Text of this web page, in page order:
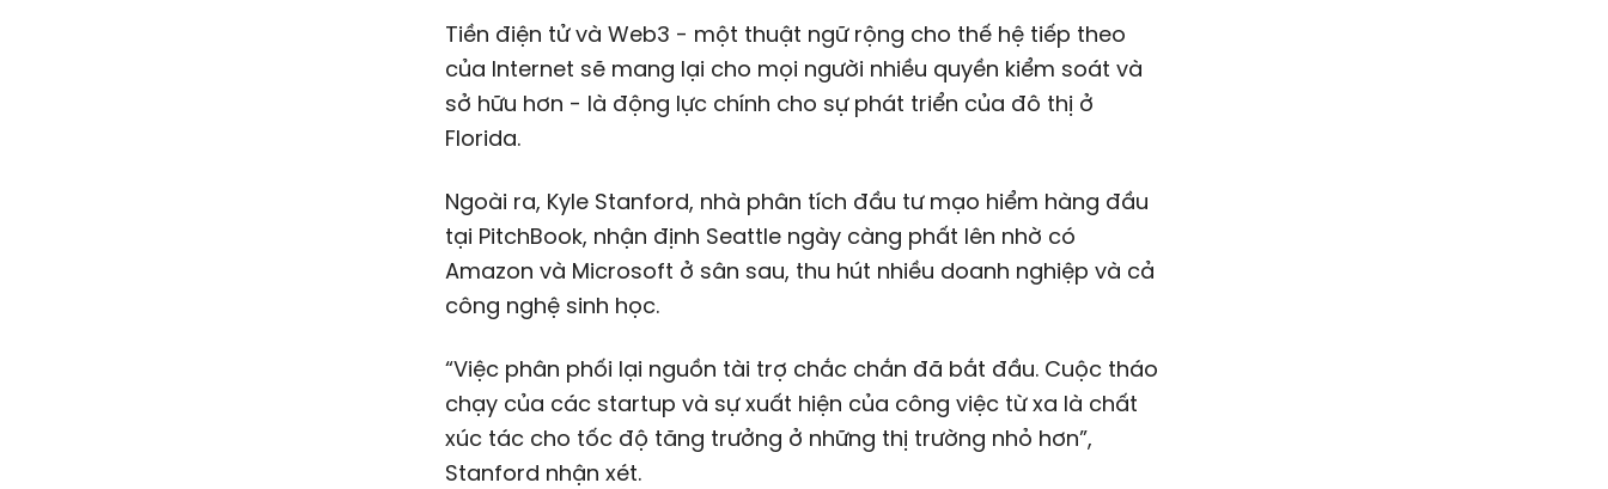
Tiền điện tử và Web3 - một thuật ngữ rộng cho thế hệ tiếp theo
của Internet sẽ mang lại cho mọi người nhiều quyền kiểm soát và
sở hữu hơn - là động lực chính cho sự phát triển của đô thị ở
Florida.
Ngoài ra, Kyle Stanford, nhà phân tích đầu tư mạo hiểm hàng đầu
tại PitchBook, nhận định Seattle ngày càng phất lên nhờ có
Amazon và Microsoft ở sân sau, thu hút nhiều doanh nghiệp và cả
công nghệ sinh học.
“Việc phân phối lại nguồn tài trợ chắc chắn đã bắt đầu. Cuộc tháo
chạy của các startup và sự xuất hiện của công việc từ xa là chất
xúc tác cho tốc độ tăng trưởng ở những thị trường nhỏ hơn”,
Stanford nhận xét.